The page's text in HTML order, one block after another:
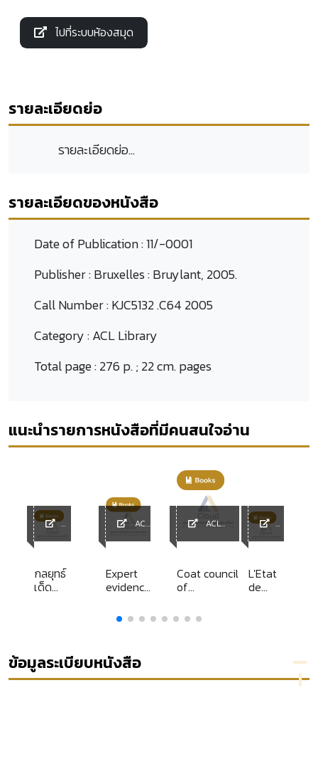
ไปที่ระบบห้องสมุด
รายละเอียดย่อ
รายละเอียดย่อ...
รายละเอียดของหนังสือ
Date of Publication :11/-0001
Publisher :Bruxelles : Bruylant, 2005.
Call Number :KJC5132 .C64 2005
Category :ACL Library
Total page :276 p. ; 22 cm. pages
แนะนำรายการหนังสือที่มีคนสนใจอ่าน
กลยุทธ์
เด็ด
futures
Expert
evidence
Coat council
of
tribunals
L'Etat
de
ข้อมูลระเบียบหนังสือ